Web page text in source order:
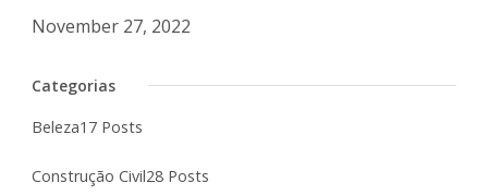
November 27, 2022
Categorias
Beleza17 Posts
Construção Civil28 Posts